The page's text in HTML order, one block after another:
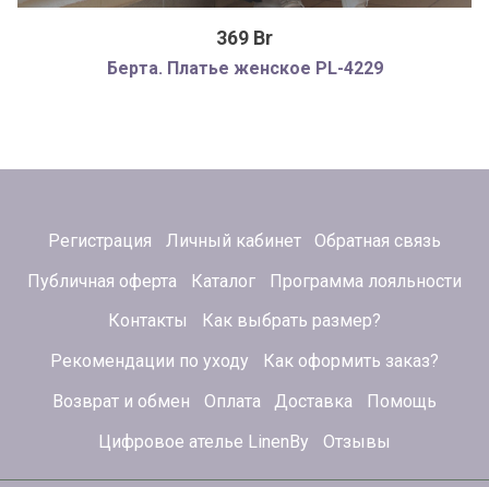
369 Br
Берта. Платье женское PL-4229
Регистрация Личный кабинет
Обратная связь
Публичная оферта
Каталог
Программа лояльности
Контакты
Как выбрать размер?
Рекомендации по уходу
Как оформить заказ?
Возврат и обмен
Оплата Доставка
Помощь
Цифровое ателье LinenBy
Отзывы